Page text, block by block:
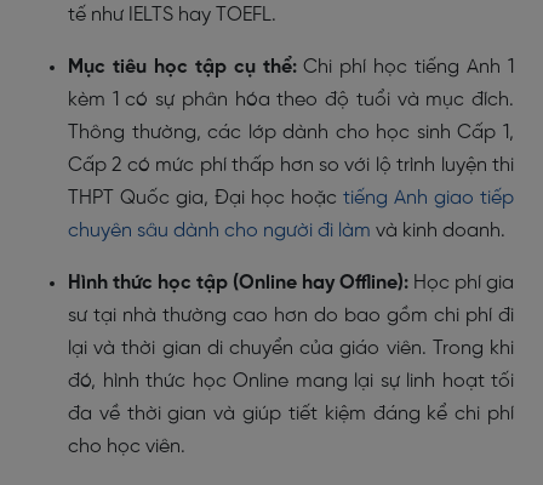
tế như IELTS hay TOEFL.
Mục tiêu học tập cụ thể:Chi phí học tiếng Anh 1
kèm 1 có sự phân hóa theo độ tuổi và mục đích.
Thông thường, các lớp dành cho học sinh Cấp 1,
Cấp 2 có mức phí thấp hơn so với lộ trình luyện thi
THPT Quốc gia, Đại học hoặc tiếng Anh giao tiếp
chuyên sâu dành cho người đi làm và kinh doanh.
Hình thức học tập (Online hay Offline): Học phí gia
sư tại nhà thường cao hơn do bao gồm chi phí đi
lại và thời gian di chuyển của giáo viên. Trong khi
đó, hình thức học Online mang lại sự linh hoạt tối
đa về thời gian và giúp tiết kiệm đáng kể chi phí
cho học viên.